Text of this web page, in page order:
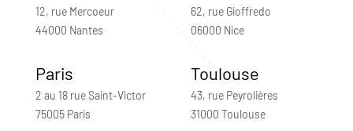
12, rue Mercoeur
44000 Nantes
62, rue Gioffredo
06000 Nice
Paris
2 au 18 rue Saint-Victor
75005 Paris
Toulouse
43, rue Peyrolières
31000 Toulouse